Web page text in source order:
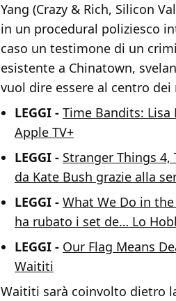
Yang (Crazy & Rich, Silicon
in un procedural poliziesco
caso un testimone di un
esistente a Chinatown,
vuol dire essere al centro
LEGGI - Time Bandits:
Apple TV+
LEGGI - Stranger Things
da Kate Bush grazie alla
LEGGI - What We Do in
ha rubato i set de… Lo
LEGGI - Our Flag Means
Waititi
Waititi sarà coinvolto dietro